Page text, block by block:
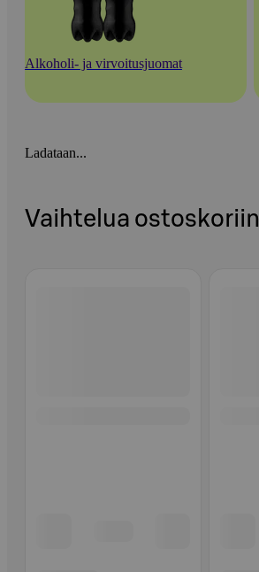
Alkoholi- ja virvoitusjuomat
Ladataan...
Vaihtelua ostoskoriin